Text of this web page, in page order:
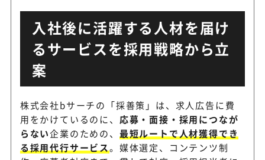
ネオキャリア
国内に5拠点を構えて多数の
キャリアマート RPA活用の効率特化型RPO
入社後に活躍する人材を届け
るサービスを採用戦略から立
案
株式会社bサーチの「採善策」は、求人広告に費
用をかけているのに、 応募・面接・採用につなが
らない企業のための、 最短ルートで人材獲得でき
る採用代行サービス。媒体選定、コンテンツ制